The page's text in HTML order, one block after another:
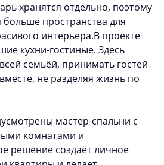
хранятся отдельно, поэтому
больше пространства для
интерьера.В проекте
кухни-гостиные. Здесь
семьёй, принимать гостей
не разделяя жизнь по
мастер-спальни с
комнатами и
решение создаёт личное